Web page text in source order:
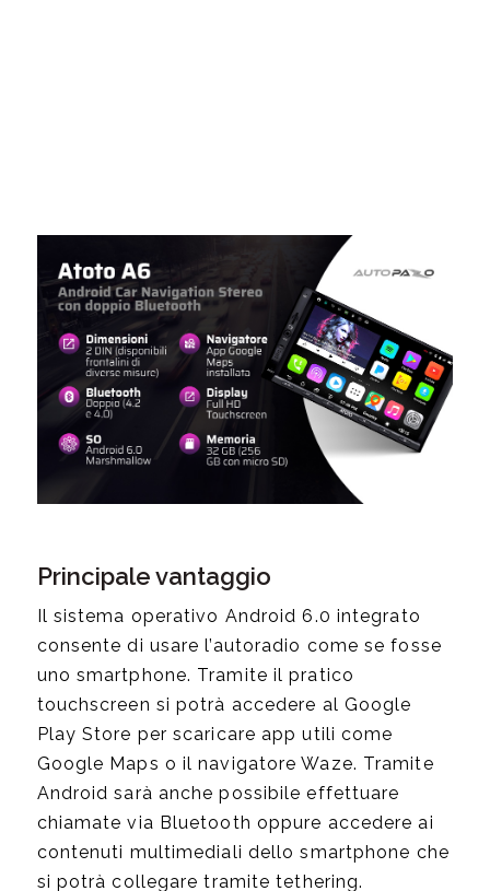
Principale vantaggio
Il sistema operativo Android 6.0 integrato
consente di usare l’autoradio come se fosse
uno smartphone. Tramite il pratico
touchscreen si potrà accedere al Google
Play Store per scaricare app utili come
Google Maps o il navigatore Waze. Tramite
Android sarà anche possibile effettuare
chiamate via Bluetooth oppure accedere ai
contenuti multimediali dello smartphone che
si potrà collegare tramite tethering.